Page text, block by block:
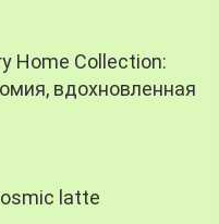
Home Collection:
вдохновленная
latte